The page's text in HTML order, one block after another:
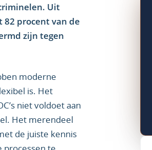
Uit
82 procent van de
zijn tegen
moderne
is. Het
niet voldoet aan
Het merendeel
de juiste kennis